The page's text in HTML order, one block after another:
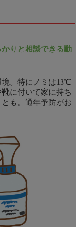
りと相談できる動
境。特にノミは13℃
に付いて家に持ち
も。通年予防がお